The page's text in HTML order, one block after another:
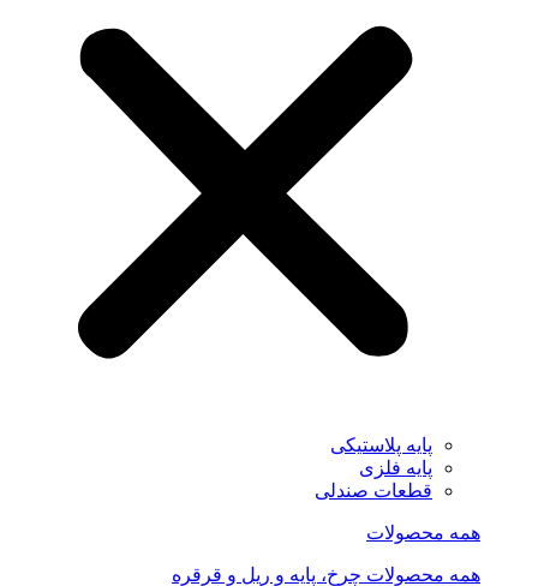
پایه پلاستیکی
پایه فلزی
قطعات صندلی
همه محصولات
همه محصولات چرخ، پایه و ریل و قرقره